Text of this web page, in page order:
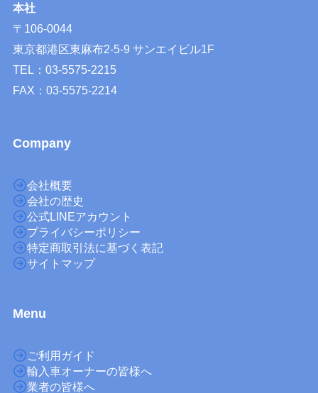
本社
〒106-0044
東京都港区東麻布2-5-9 サンエイビル1F
TEL：03-5575-2215
FAX：03-5575-2214
Company
会社概要
会社の歴史
公式LINEアカウント
プライバシーポリシー
特定商取引法に基づく表記
サイトマップ
Menu
ご利用ガイド
輸入車オーナーの皆様へ
業者の皆様へ